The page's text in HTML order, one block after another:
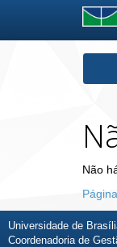
Não
Universidade de
Coordenadoria de